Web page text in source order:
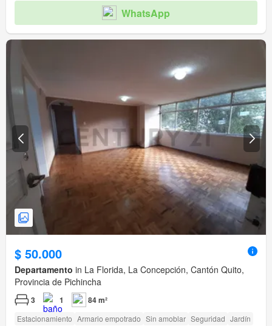
WhatsApp
$ 50.000
Departamento in La Florida, La Concepción, Cantón Quito,
Provincia de Pichincha
3 1 84 m²
Estacionamiento Armario empotrado Sin amoblar Seguridad Jardín